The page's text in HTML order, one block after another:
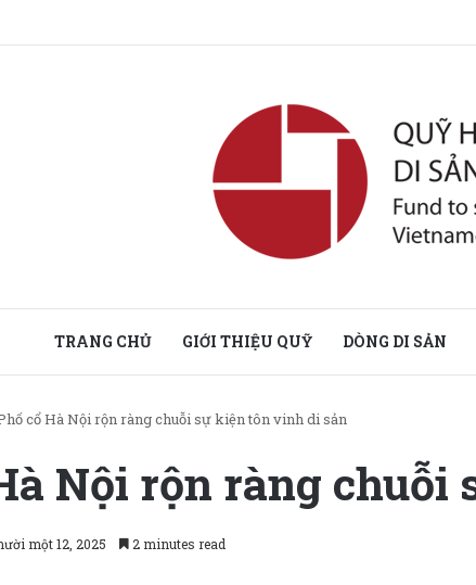
TRANG CHỦ GIỚI THIỆU QUỸ DÒNG DI SẢN
cổ Hà Nội rộn ràng chuỗi sự kiện tôn vinh di sản
Nội rộn ràng
một 12, 2025 2 minutes read